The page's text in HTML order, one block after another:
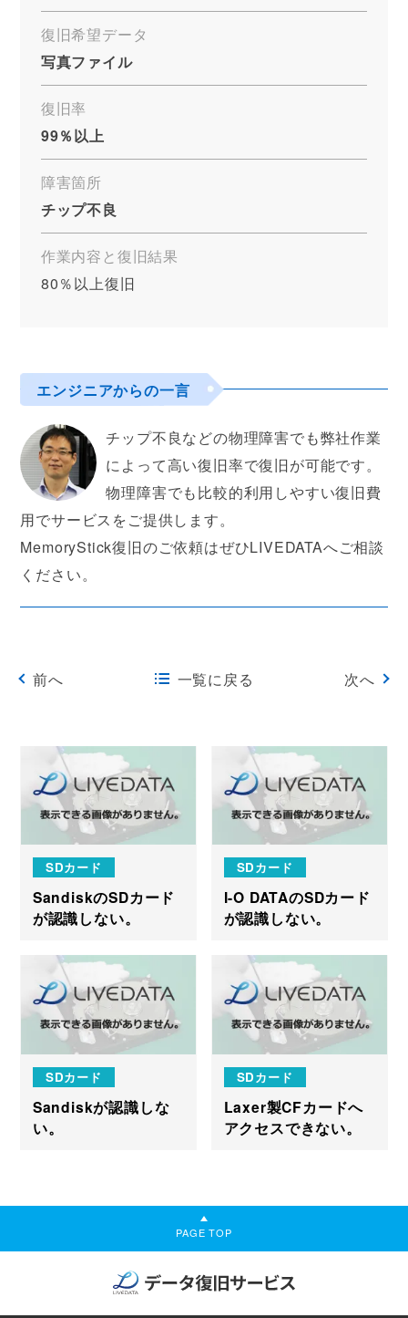
復旧希望データ
写真ファイル
復旧率
99％以上
障害箇所
チップ不良
作業内容と復旧結果
80％以上復旧
エンジニアからの一言
チップ不良などの物理障害でも弊社作業
によって高い復旧率で復旧が可能です。
物理障害でも比較的利用しやすい復旧費
用でサービスをご提供します。
MemoryStick復旧のご依頼はぜひLIVEDATAへご相談
ください。
前へ 一覧に戻る 次へ
SDカード
SandiskのSDカード
が認識しない。
SDカード
I-O DATAのSDカード
が認識しない。
SDカード
Sandiskが認識しな
い。
SDカード
Laxer製CFカードへ
アクセスできない。
PAGE TOP